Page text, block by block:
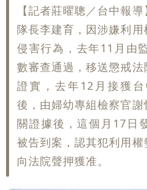
【記者莊曜聰／台中報
隊長李建育，因涉嫌利
侵害行為，去年11月由
數審查通過，移送懲戒
證實，去年12月接獲
後，由婦幼專組檢察官
關證據後，這個月17日
被告到案，認其犯利用權
向法院聲押獲准。